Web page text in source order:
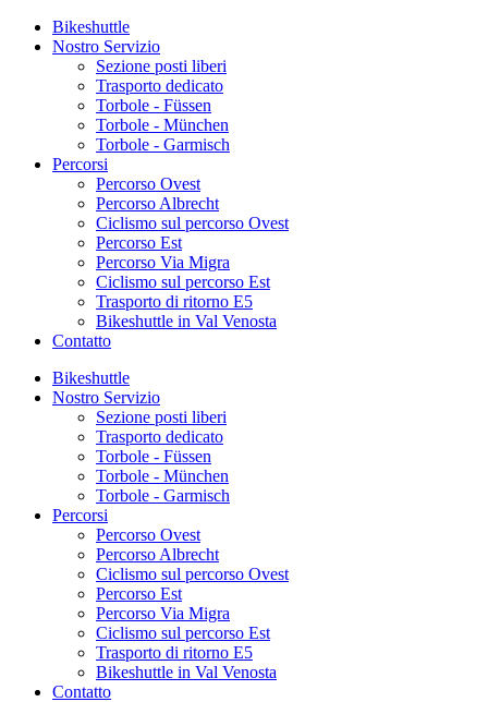
Bikeshuttle
Nostro Servizio
Sezione posti liberi
Trasporto dedicato
Torbole - Füssen
Torbole - München
Torbole - Garmisch
Percorsi
Percorso Ovest
Percorso Albrecht
Ciclismo sul percorso Ovest
Percorso Est
Percorso Via Migra
Ciclismo sul percorso Est
Trasporto di ritorno E5
Bikeshuttle in Val Venosta
Contatto
Bikeshuttle
Nostro Servizio
Sezione posti liberi
Trasporto dedicato
Torbole - Füssen
Torbole - München
Torbole - Garmisch
Percorsi
Percorso Ovest
Percorso Albrecht
Ciclismo sul percorso Ovest
Percorso Est
Percorso Via Migra
Ciclismo sul percorso Est
Trasporto di ritorno E5
Bikeshuttle in Val Venosta
Contatto